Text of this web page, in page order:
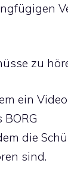
zu
ein
die
sind.